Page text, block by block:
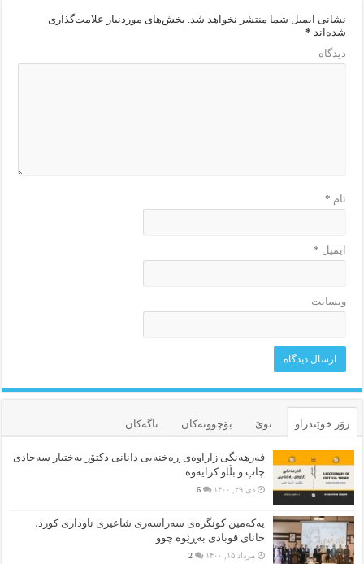
نشانی ایمیل شما منتشر نخواهد شد. بخش‌های موردنیاز علامت‌گذاری
شده‌اند *
دیدگاه
نام *
ایمیل *
وبسایت
زۆر خوێندراو نوێ بۆچوونه‌کان تاگەکان
فەرهەنگی زاراوەی ڕەخنەیی دانانی دکتۆر بەختیار سەجادی
چاپ و بڵاو کرایەوە
دی ۲۹, ۱۴۰۰ 6
یەکەمین کونگرەی سەراسەری شاعیری‌ ناوداری کورد،
خانای قوبادی بەڕێوە چوو
مرداد ۱۵, ۱۴۰۰ 2